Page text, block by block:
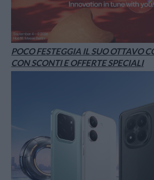
POCO FESTEGGIA IL SUO OTTAVO
CON SCONTI E OFFERTE SPECIALI